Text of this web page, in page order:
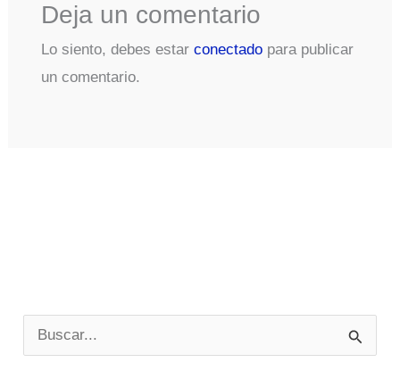
Deja un comentario
Lo siento, debes estar conectadopara publicar
un comentario.
u